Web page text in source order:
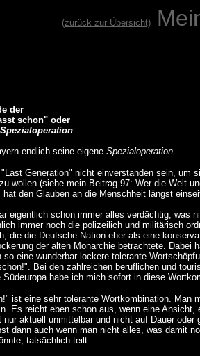
(zurück zur Übersicht)
der
schon" oder
Spezialoperation
endlich seine eigene Spezialoperation.
Generation" nicht einverstanden sein, um
wollen (siehe mein Beitrag 97: Wer die Welt
den Glauben an die Menschheit längst
eigentlich schon immer alles verdächtig, was
immer noch die polizeilich und militärisch
die die Deutsche Nation eher als eine
der alten Monarchie betrachtete. Dabei
so eine wunderbar lockere tolerante
Bei den zahlreichen beruflichen und
Südeuropa habe ich mich sofort in diese
ist eine sehr tolerante Wortkombination. Man
Es reicht eben schon aus, wenn eine Ansicht,
nur aktuell unmittelbar und nicht auf Dauer oder
dann auch wenn man nicht alles, was damit
tatsächlich teilt.